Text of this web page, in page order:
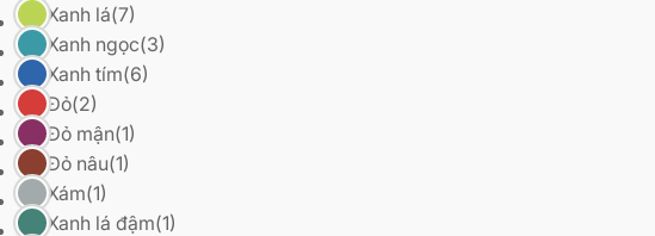
Xanh lá(7)
Xanh ngọc(3)
Xanh tím(6)
Đỏ(2)
Đỏ mận(1)
Đỏ nâu(1)
Xám(1)
Xanh lá đậm(1)